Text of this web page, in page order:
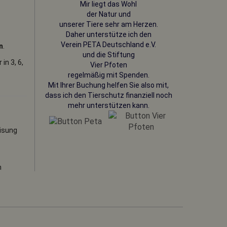
in 3, 6,
Mir liegt das Wohl
der Natur und
unserer Tiere sehr am Herzen.
Daher unterstütze ich den
Verein PETA Deutschland e.V.
und die Stiftung
Vier Pfoten
regelmäßig mit Spenden.
Mit Ihrer Buchung helfen Sie also mit,
dass ich den Tierschutz finanziell noch
mehr unterstützen kann.